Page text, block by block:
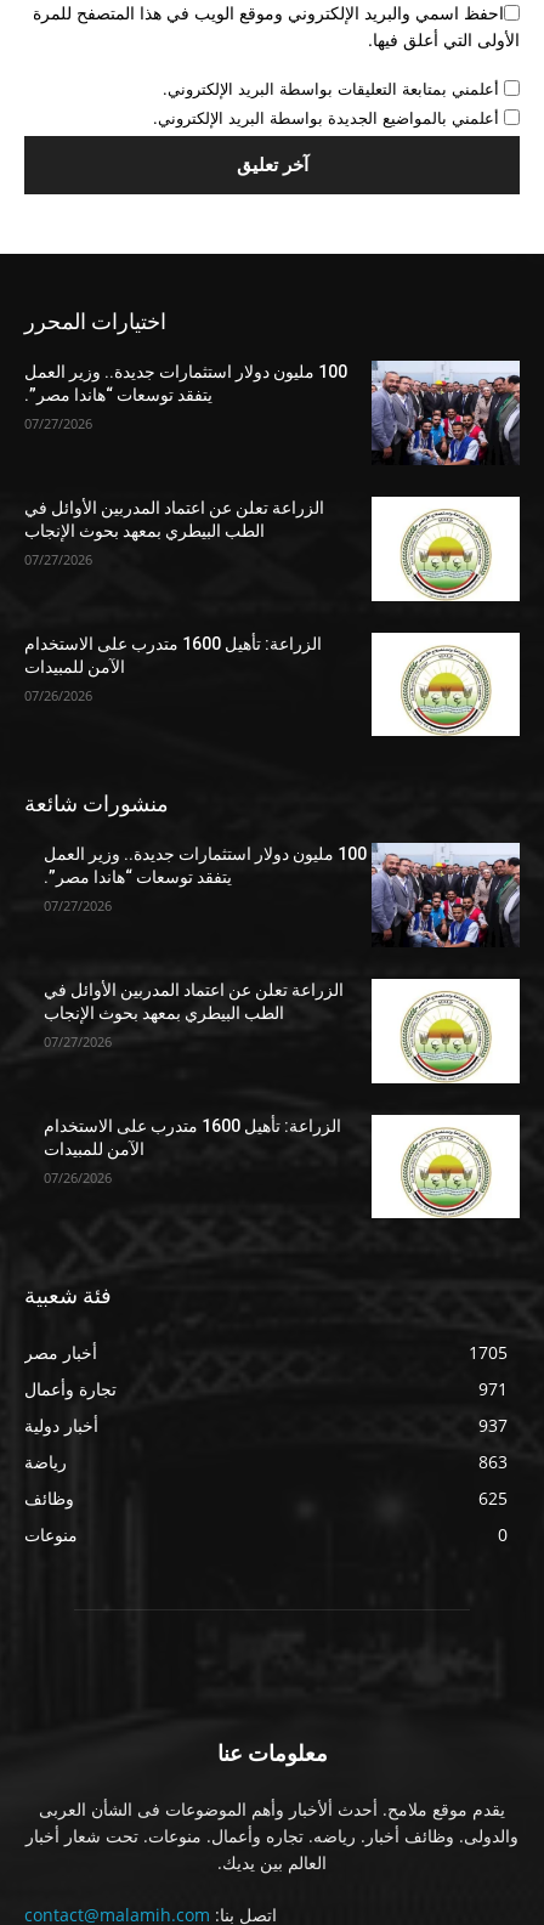
احفظ اسمي والبريد الإلكتروني وموقع الويب في هذا المتصفح للمرة
الأولى التي أعلق فيها.
أعلمني بمتابعة التعليقات بواسطة البريد الإلكتروني.
أعلمني بالمواضيع الجديدة بواسطة البريد الإلكتروني.
اختيارات المحرر
100 مليون دولار استثمارات جديدة.. وزير العمل
يتفقد توسعات “هاندا مصر”.
07/27/2026
الزراعة تعلن عن اعتماد المدربين الأوائل في
الطب البيطري بمعهد بحوث الإنجاب
07/27/2026
الزراعة: تأهيل 1600 متدرب على الاستخدام
الآمن للمبيدات
07/26/2026
منشورات شائعة
100 مليون دولار استثمارات جديدة.. وزير العمل
يتفقد توسعات “هاندا مصر”.
07/27/2026
الزراعة تعلن عن اعتماد المدربين الأوائل في
الطب البيطري بمعهد بحوث الإنجاب
07/27/2026
الزراعة: تأهيل 1600 متدرب على الاستخدام
الآمن للمبيدات
07/26/2026
فئة شعبية
أخبار مصر
1705
تجارة وأعمال
971
أخبار دولية
937
رياضة
863
وظائف
625
منوعات
0
معلومات عنا
يقدم موقع ملامح. أحدث ألأخبار وأهم الموضوعات فى الشأن العربى
والدولى. وظائف أخبار. رياضه. تجاره وأعمال. منوعات. تحت شعار أخبار
العالم بين يديك.
اتصل بنا: contact@malamih.com